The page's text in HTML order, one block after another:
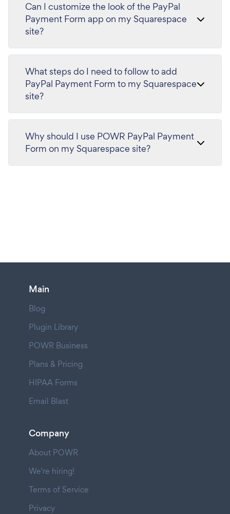
Can I customize the look of the PayPal
Payment Form app on my Squarespace
site?
What steps do I need to follow to add
PayPal Payment Form to my Squarespace
site?
Why should I use POWR PayPal Payment
Form on my Squarespace site?
Main
Blog
Plugin Library
POWR Business
Plans & Pricing
HIPAA Forms
Email Blast
Company
About POWR
We're hiring!
Terms of Service
Privacy